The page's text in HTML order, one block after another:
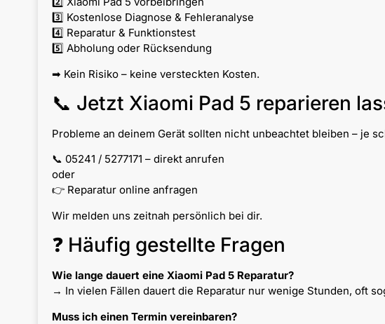
3️⃣ Kostenlose Diagnose & Fehleranalyse
4️⃣ Reparatur & Funktionstest
5️⃣ Abholung oder Rücksendung
➡ Kein Risiko – keine versteckten Kosten.
📞 Jetzt Xiaomi Pad 5 reparieren
Probleme an deinem Gerät sollten nicht unbeachtet bleiben – je
📞 05241 / 5277171 – direkt anrufen
oder
👉 Reparatur online anfragen
Wir melden uns zeitnah persönlich bei dir.
❓ Häufig gestellte Fragen
Wie lange dauert eine Xiaomi Pad 5 Reparatur?
→ In vielen Fällen dauert die Reparatur nur wenige Stunden, oft
Muss ich einen Termin vereinbaren?